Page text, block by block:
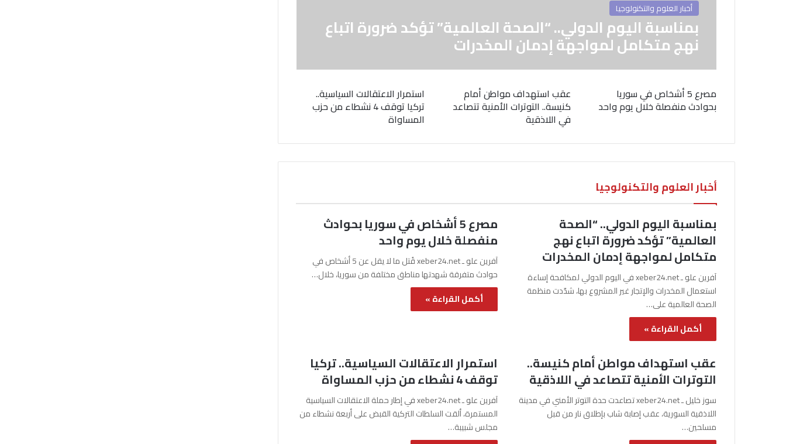
أخبار العلوم والتكنولوجيا
بمناسبة اليوم الدولي.. “الصحة العالمية” تؤكد ضرورة اتباع
نهج متكامل لمواجهة إدمان المخدرات
مصرع 5 أشخاص في سوريا
بحوادث منفصلة خلال يوم واحد
عقب استهداف مواطن أمام
كنيسة.. التوترات الأمنية تتصاعد
في اللاذقية
استمرار الاعتقالات السياسية..
تركيا توقف 4 نشطاء من حزب
المساواة
أخبار العلوم والتكنولوجيا
بمناسبة اليوم الدولي.. “الصحة
العالمية” تؤكد ضرورة اتباع نهج
متكامل لمواجهة إدمان المخدرات
آفرين علو ـ xeber24.net في اليوم الدولي لمكافحة إساءة
استعمال المخدرات والإتجار غير المشروع بها، شدّدت منظمة
الصحة العالمية على…
أكمل القراءة »
مصرع 5 أشخاص في سوريا بحوادث
منفصلة خلال يوم واحد
آفرين علو ـ xeber24.net قُتل ما لا يقل عن 5 أشخاص في
حوادث متفرقة شهدتها مناطق مختلفة من سوريا، خلال…
أكمل القراءة »
عقب استهداف مواطن أمام كنيسة..
التوترات الأمنية تتصاعد في اللاذقية
سوز خليل ـ xeber24.net تصاعدت حدة التوتر الأمني في مدينة
اللاذقية السورية، عقب إصابة شاب بإطلاق نار من قبل
مسلحين…
استمرار الاعتقالات السياسية.. تركيا
توقف 4 نشطاء من حزب المساواة
آفرين علو ـ xeber24.net في إطار حملة الاعتقالات السياسية
المستمرة، ألقت السلطات التركية القبض على أربعة نشطاء من
مجلس شبيبة…